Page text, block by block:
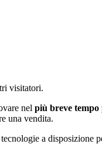
visitatori.
nel più breve tempo
una vendita.
a disposizione